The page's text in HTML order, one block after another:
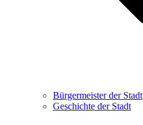
Bürgermeister der Stadt
Geschichte der Stadt